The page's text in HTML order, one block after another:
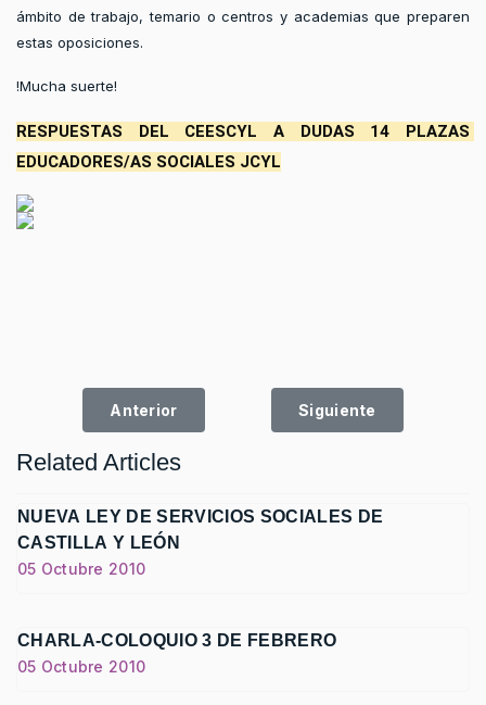
ámbito de trabajo, temario o centros y academias que preparen
estas oposiciones.
!Mucha suerte!
RESPUESTAS DEL CEESCYL A DUDAS 14 PLAZAS
EDUCADORES/AS SOCIALES JCYL
Artículo anterior: FALLO DEL 7º CONCURSO
Anterior Artículo siguiente:
Siguiente
Related Articles
NUEVA LEY DE SERVICIOS SOCIALES DE
CASTILLA Y LEÓN
05 Octubre 2010
CHARLA-COLOQUIO 3 DE FEBRERO
05 Octubre 2010